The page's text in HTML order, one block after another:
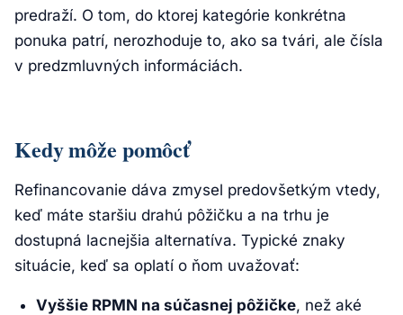
predraží. O tom, do ktorej kategórie konkrétna
ponuka patrí, nerozhoduje to, ako sa tvári, ale čísla
v predzmluvných informáciách.
Kedy môže pomôcť
Refinancovanie dáva zmysel predovšetkým vtedy,
keď máte staršiu drahú pôžičku a na trhu je
dostupná lacnejšia alternatíva. Typické znaky
situácie, keď sa oplatí o ňom uvažovať:
Vyššie RPMN na súčasnej pôžičke, než aké